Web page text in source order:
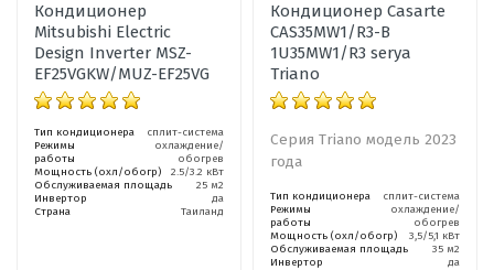
Кондиционер
Mitsubishi Electric
Design Inverter MSZ-
EF25VGKW/MUZ-EF25VG
Тип кондиционера
сплит-система
Режимы
работы
охлаждение/
обогрев
Мощность (охл/обогр)
2.5/3.2 кВт
Обслуживаемая площадь
25 м2
Инвертор
да
Страна
Таиланд
Кондиционер Casarte
CAS35MW1/R3-B
1U35MW1/R3 serya
Triano
Серия Triano модель 2023
года
Тип кондиционера
сплит-система
Режимы
работы
охлаждение/
обогрев
Мощность (охл/обогр)
3,5/5,1 кВт
Обслуживаемая площадь
35 м2
Инвертор
да